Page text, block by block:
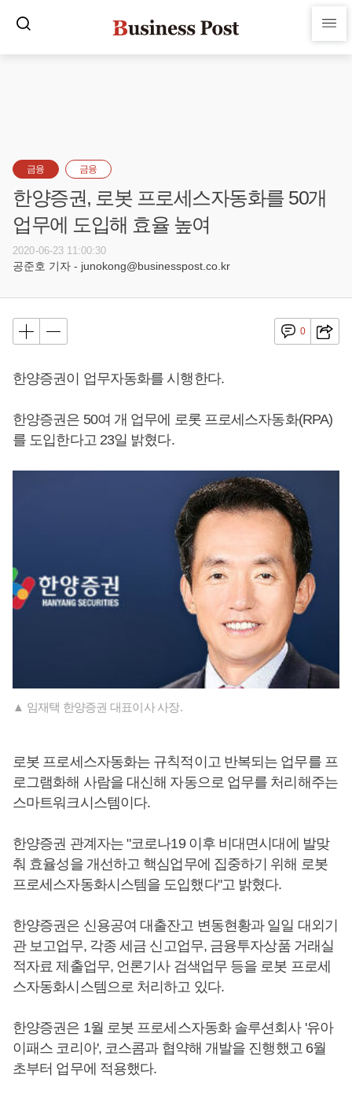
금융 금융
한양증권, 로봇 프로세스자동화를 50개
업무에 도입해 효율 높여
2020-06-23 11:00:30
공준호 기자 - junokong@businesspost.co.kr
0
한양증권이 업무자동화를 시행한다.
한양증권은 50여 개 업무에 로롯 프로세스자동화(RPA)
를 도입한다고 23일 밝혔다.
▲ 임재택 한양증권 대표이사 사장.
로봇 프로세스자동화는 규칙적이고 반복되는 업무를 프
로그램화해 사람을 대신해 자동으로 업무를 처리해주는
스마트워크시스템이다.
한양증권 관계자는 "코로나19 이후 비대면시대에 발맞
춰 효율성을 개선하고 핵심업무에 집중하기 위해 로봇
프로세스자동화시스템을 도입했다"고 밝혔다.
한양증권은 신용공여 대출잔고 변동현황과 일일 대외기
관 보고업무, 각종 세금 신고업무, 금융투자상품 거래실
적자료 제출업무, 언론기사 검색업무 등을 로봇 프로세
스자동화시스템으로 처리하고 있다.
한양증권은 1월 로봇 프로세스자동화 솔루션회사 '유아
이패스 코리아', 코스콤과 협약해 개발을 진행했고 6월
초부터 업무에 적용했다.